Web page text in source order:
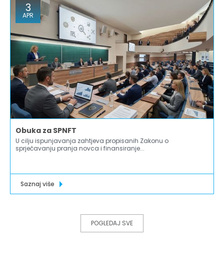
Obuka za SPNFT
U cilju ispunjavanja zahtjeva propisanih Zakonu o
sprječavanju pranja novca i finansiranje...
Saznaj više
3
APR
POGLEDAJ SVE